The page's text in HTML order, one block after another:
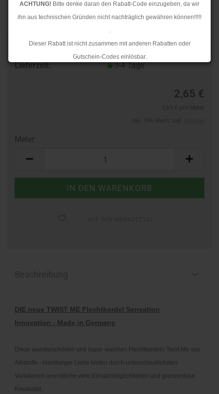
ACHTUNG! Bitte denke daran den Rabatt-Code einzugeben, da wir
ihn aus technischen Gründen nicht nachträglich gewähren können!!!!!
.
Dieser Rabatt ist nicht zusammen mit anderen Rabatten oder
Gutschein-Codes einlösbar.
.
Rückstaus kann es jedoch zu längeren Lieferzeiten kommen.
Lieferzeit:
3-4 Tage
2,65 €
Meter:
DIE neue TWIST ME Flechtkordel Sensation
Innovation - Made in Germany
Diese wunderschönen und super weichen Flechtkordeln Twist Me von
Albstoffe - Hamburger Liebe bieten durch unterschiedlichsten
Variationen unendliche viele Einsatzmöglichkeiten und grenzenlose
Kreativität.